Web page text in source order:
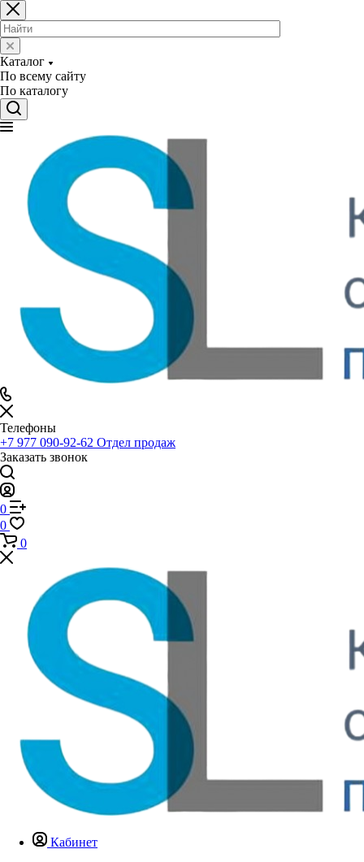
Каталог
По всему сайту
По каталогу
Телефоны
+7 977 090-92-62 Отдел продаж
Заказать звонок
0
0
0
Кабинет